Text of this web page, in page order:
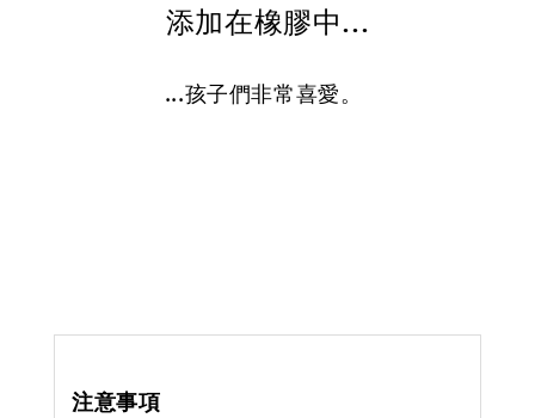
添加在橡膠中...
...孩子們非常喜愛。
注意事項